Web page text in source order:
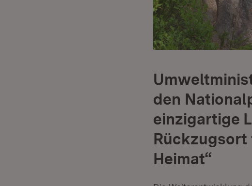
den
einzigartige
Rückzugsort
Heimat“